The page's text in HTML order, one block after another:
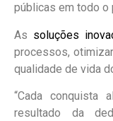
públicas em todo o
As soluções
processos,
qualidade de vida
“Cada conquista
resultado da